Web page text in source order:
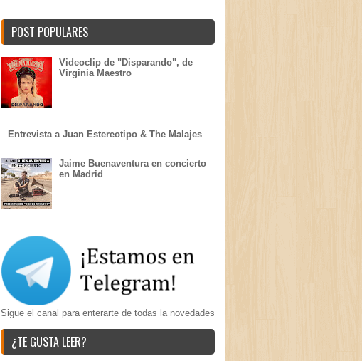
POST POPULARES
Videoclip de "Disparando", de
Virginia Maestro
Entrevista a Juan Estereotipo & The Malajes
Jaime Buenaventura en concierto
en Madrid
Sigue el canal para enterarte de todas la novedades
¿TE GUSTA LEER?